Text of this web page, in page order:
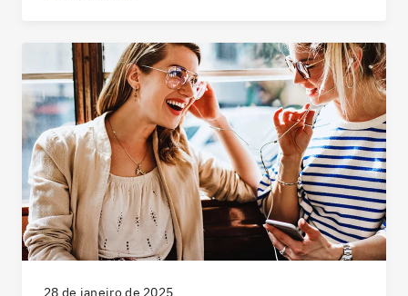
28 de janeiro de 2025